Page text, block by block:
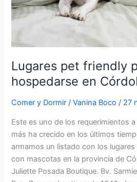
Lugares pet friendly
hospedarse en
Comer y Dormir /Vanina Boco/ 27
Este es uno de los requerimientos
más ha crecido en los últimos
armamos un listado con los
con mascotas en la provincia de
Juliette Posada Boutique. Bv.